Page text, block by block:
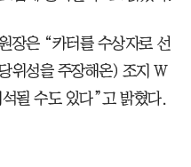
장은 “카터를 수상자로 선
위성을 주장해온) 조지 W
될 수도 있다”고 밝혔다.